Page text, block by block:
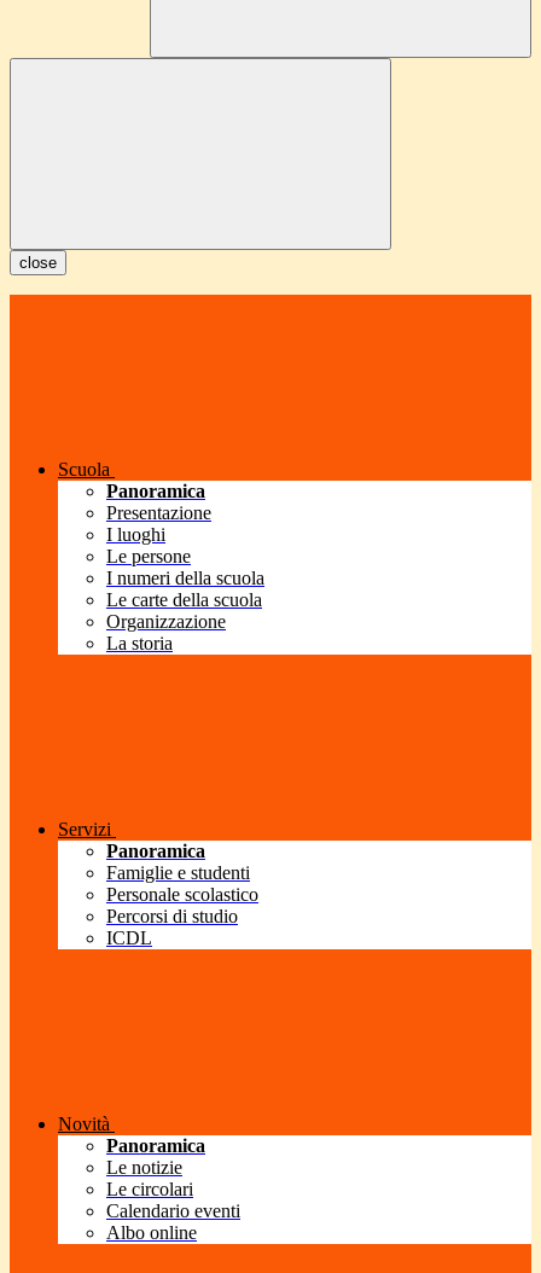
close
Scuola
Panoramica
Presentazione
I luoghi
Le persone
I numeri della scuola
Le carte della scuola
Organizzazione
La storia
Servizi
Panoramica
Famiglie e studenti
Personale scolastico
Percorsi di studio
ICDL
Novità
Panoramica
Le notizie
Le circolari
Calendario eventi
Albo online